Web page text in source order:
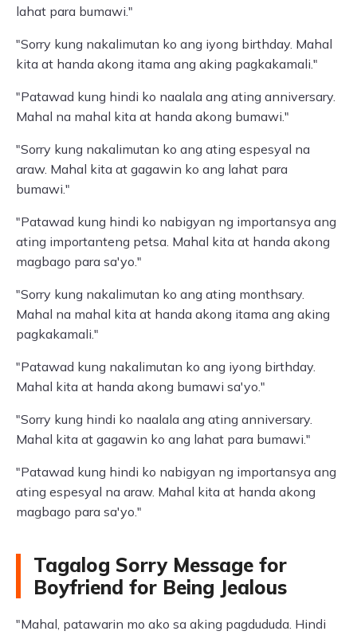
lahat para bumawi."
"Sorry kung nakalimutan ko ang iyong birthday. Mahal
kita at handa akong itama ang aking pagkakamali."
"Patawad kung hindi ko naalala ang ating anniversary.
Mahal na mahal kita at handa akong bumawi."
"Sorry kung nakalimutan ko ang ating espesyal na
araw. Mahal kita at gagawin ko ang lahat para
bumawi."
"Patawad kung hindi ko nabigyan ng importansya ang
ating importanteng petsa. Mahal kita at handa akong
magbago para sa'yo."
"Sorry kung nakalimutan ko ang ating monthsary.
Mahal na mahal kita at handa akong itama ang aking
pagkakamali."
"Patawad kung nakalimutan ko ang iyong birthday.
Mahal kita at handa akong bumawi sa'yo."
"Sorry kung hindi ko naalala ang ating anniversary.
Mahal kita at gagawin ko ang lahat para bumawi."
"Patawad kung hindi ko nabigyan ng importansya ang
ating espesyal na araw. Mahal kita at handa akong
magbago para sa'yo."
Tagalog Sorry Message for
Boyfriend for Being Jealous
"Mahal, patawarin mo ako sa aking pagdududa. Hindi